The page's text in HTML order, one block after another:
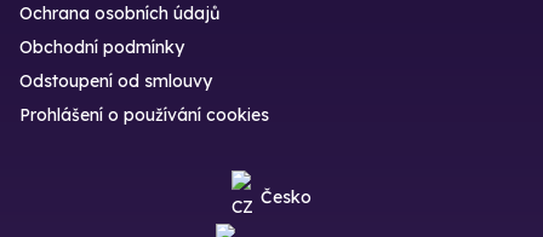
Ochrana osobních údajů
Obchodní podmínky
Odstoupení od smlouvy
Prohlášení o používání cookies
Česko